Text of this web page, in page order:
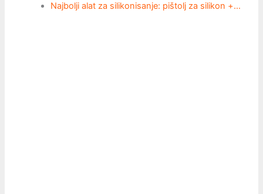
Najbolji alat za silikonisanje: pištolj za silikon +…